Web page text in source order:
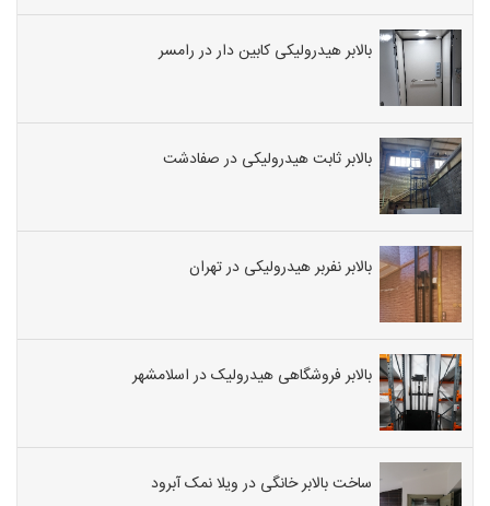
بالابر هیدرولیکی کابین دار در رامسر
بالابر ثابت هیدرولیکی در صفادشت
بالابر نفربر هیدرولیکی در تهران
بالابر فروشگاهی هیدرولیک در اسلامشهر
ساخت بالابر خانگی در ویلا نمک آبرود